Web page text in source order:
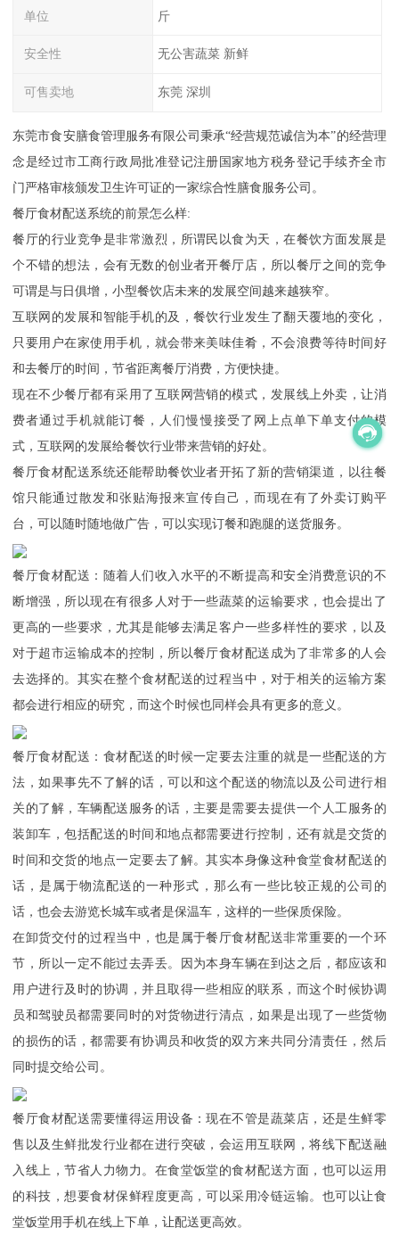
单位 斤
安全性 无公害蔬菜 新鲜
可售卖地 东莞 深圳
东莞市食安膳食管理服务有限公司秉承“经营规范诚信为本”的经营理
念是经过市工商行政局批准登记注册国家地方税务登记手续齐全市
门严格审核颁发卫生许可证的一家综合性膳食服务公司。
餐厅食材配送系统的前景怎么样:
餐厅的行业竞争是非常激烈，所谓民以食为天，在餐饮方面发展是
个不错的想法，会有无数的创业者开餐厅店，所以餐厅之间的竞争
可谓是与日俱增，小型餐饮店未来的发展空间越来越狭窄。
互联网的发展和智能手机的及，餐饮行业发生了翻天覆地的变化，
只要用户在家使用手机，就会带来美味佳肴，不会浪费等待时间好
和去餐厅的时间，节省距离餐厅消费，方便快捷。
现在不少餐厅都有采用了互联网营销的模式，发展线上外卖，让消
费者通过手机就能订餐，人们慢慢接受了网上点单下单支付的模
式，互联网的发展给餐饮行业带来营销的好处。
餐厅食材配送系统还能帮助餐饮业者开拓了新的营销渠道，以往餐
馆只能通过散发和张贴海报来宣传自己，而现在有了外卖订购平
台，可以随时随地做广告，可以实现订餐和跑腿的送货服务。
餐厅食材配送：随着人们收入水平的不断提高和安全消费意识的不
断增强，所以现在有很多人对于一些蔬菜的运输要求，也会提出了
更高的一些要求，尤其是能够去满足客户一些多样性的要求，以及
对于超市运输成本的控制，所以餐厅食材配送成为了非常多的人会
去选择的。其实在整个食材配送的过程当中，对于相关的运输方案
都会进行相应的研究，而这个时候也同样会具有更多的意义。
餐厅食材配送：食材配送的时候一定要去注重的就是一些配送的方
法，如果事先不了解的话，可以和这个配送的物流以及公司进行相
关的了解，车辆配送服务的话，主要是需要去提供一个人工服务的
装卸车，包括配送的时间和地点都需要进行控制，还有就是交货的
时间和交货的地点一定要去了解。其实本身像这种食堂食材配送的
话，是属于物流配送的一种形式，那么有一些比较正规的公司的
话，也会去游览长城车或者是保温车，这样的一些保质保险。
在卸货交付的过程当中，也是属于餐厅食材配送非常重要的一个环
节，所以一定不能过去弄丢。因为本身车辆在到达之后，都应该和
用户进行及时的协调，并且取得一些相应的联系，而这个时候协调
员和驾驶员都需要同时的对货物进行清点，如果是出现了一些货物
的损伤的话，都需要有协调员和收货的双方来共同分清责任，然后
同时提交给公司。
餐厅食材配送需要懂得运用设备：现在不管是蔬菜店，还是生鲜零
售以及生鲜批发行业都在进行突破，会运用互联网，将线下配送融
入线上，节省人力物力。在食堂饭堂的食材配送方面，也可以运用
的科技，想要食材保鲜程度更高，可以采用冷链运输。也可以让食
堂饭堂用手机在线上下单，让配送更高效。